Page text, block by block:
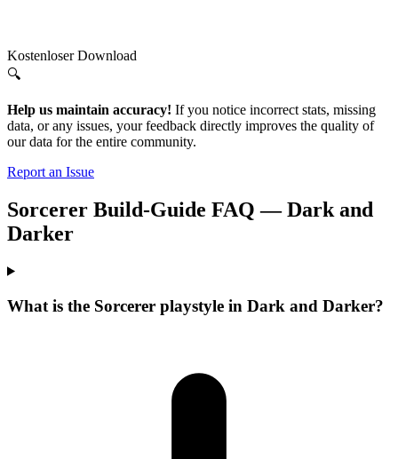
Kostenloser Download
🔍
Help us maintain accuracy! If you notice incorrect stats, missing
data, or any issues, your feedback directly improves the quality of
our data for the entire community.
Report an Issue
Sorcerer Build-Guide FAQ — Dark and
Darker
What is the Sorcerer playstyle in Dark and Darker?